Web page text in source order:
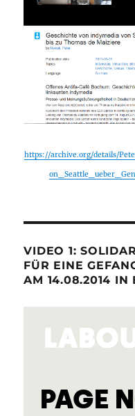
https://archive.org/details/
VIDEO 1:
FÜR EINE
AM 14.08.2014 IN